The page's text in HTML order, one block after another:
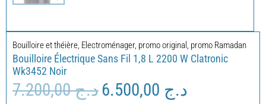
Bouilloire et théière, Electroménager, promo original , promo Ramadan
Bouilloire Électrique Sans Fil 1,8 L 2200 W Clatronic
Wk3452 Noir
د.ج7.200,00
Le
د.ج